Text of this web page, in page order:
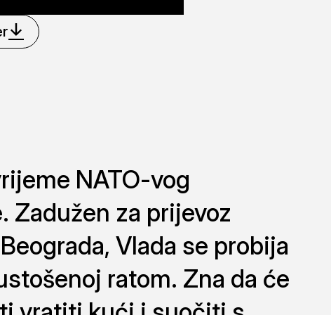
NATO-vog
Zadužen za prijevoz
Vlada se probija
ratom. Zna da će